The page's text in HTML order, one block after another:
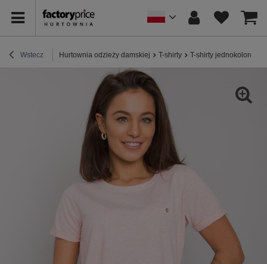
Wstecz Hurtownia odzieży damskiej T-shirty T-shirty jednokolorowe